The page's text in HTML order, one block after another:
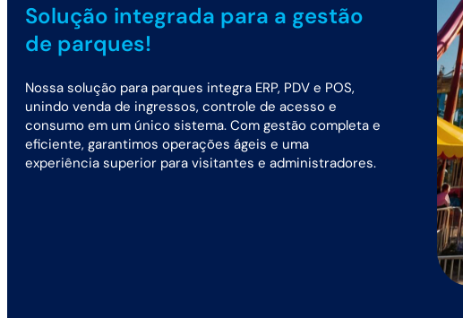
Solução integrada para a gestão
de parques!
Nossa solução para parques integra ERP, PDV e POS,
unindo venda de ingressos, controle de acesso e
consumo em um único sistema. Com gestão completa e
eficiente, garantimos operações ágeis e uma
experiência superior para visitantes e administradores.